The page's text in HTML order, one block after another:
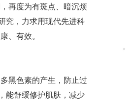
再度为有斑点、暗沉烦
究，力求用现代先进科
、有效。
黑色素的产生，防止过
能舒缓修护肌肤，减少